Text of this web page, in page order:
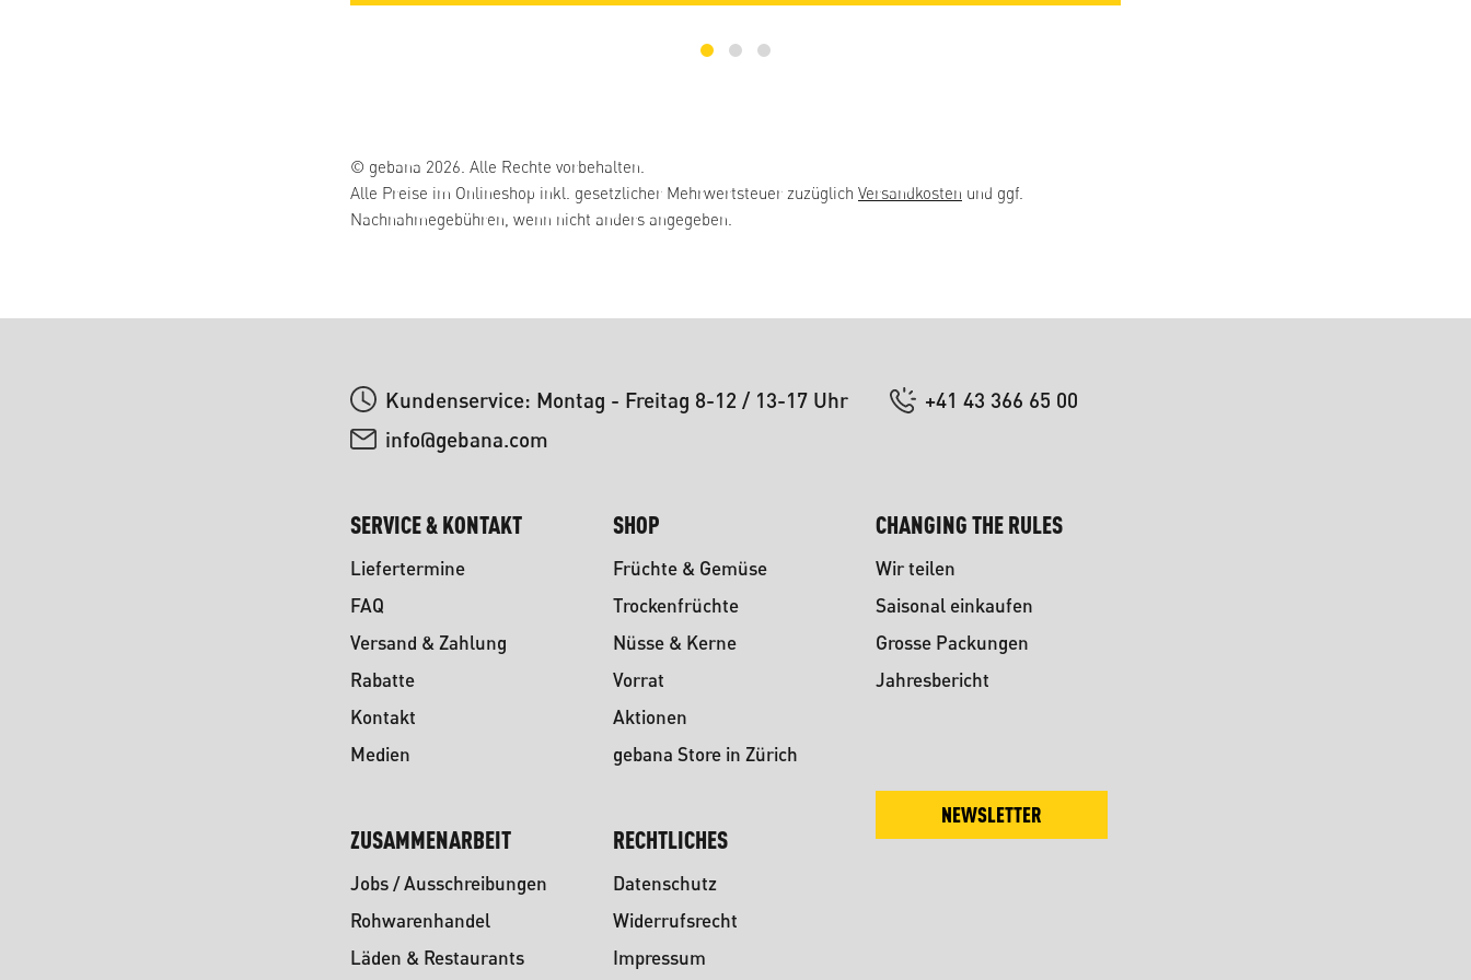
© gebana 2026. Alle Rechte vorbehalten.
Alle Preise im Onlineshop inkl. gesetzlicher Mehrwertsteuer zuzüglich Versandkosten und ggf.
Nachnahmegebühren, wenn nicht anders angegeben.
Kundenservice: Montag - Freitag 8-12 / 13-17 Uhr
+41 43 366 65 00
info@gebana.com
SERVICE & KONTAKT
Liefertermine
FAQ
Versand & Zahlung
Rabatte
Kontakt
Medien
SHOP
Früchte & Gemüse
Trockenfrüchte
Nüsse & Kerne
Vorrat
Aktionen
gebana Store in Zürich
CHANGING THE RULES
Wir teilen
Saisonal einkaufen
Grosse Packungen
Jahresbericht
ZUSAMMENARBEIT
Jobs / Ausschreibungen
Rohwarenhandel
Läden & Restaurants
RECHTLICHES
Datenschutz
Widerrufsrecht
Impressum
NEWSLETTER